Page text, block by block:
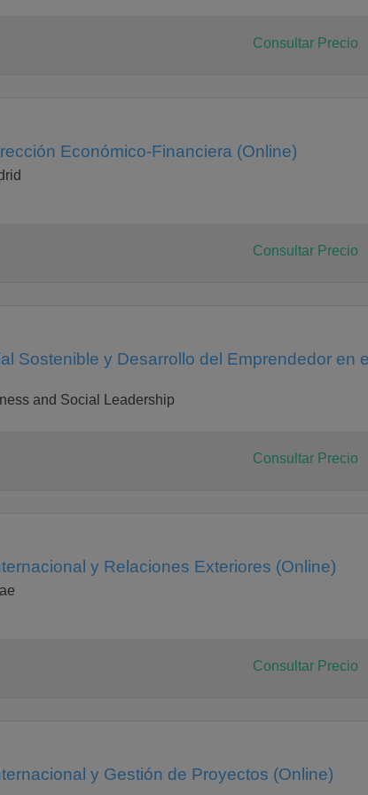
Consultar Precio
Económico-Financiera (Online)
Consultar Precio
Sostenible y Desarrollo del Emprendedor en
and Social Leadership
Consultar Precio
y Relaciones Exteriores (Online)
Consultar Precio
y Gestión de Proyectos (Online)